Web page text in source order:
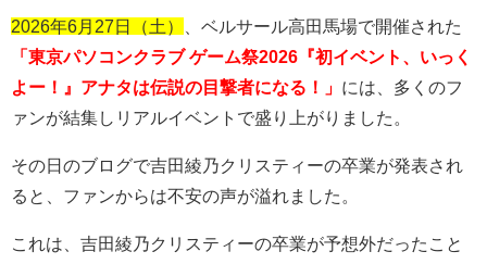
2026年6月27日（土）
、ベルサール高田馬場で開催された
「東京パソコンクラブ ゲーム祭2026『初イベント、いっく
よー！』アナタは伝説の目撃者になる！」 には、多くのフ
ァンが結集しリアルイベントで盛り上がりました。
その日のブログで吉田綾乃クリスティーの卒業が発表され
ると、ファンからは不安の声が溢れました。
これは、吉田綾乃クリスティーの卒業が予想外だったこと